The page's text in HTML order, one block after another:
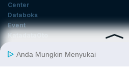
Center
Databoks
Event
KatadataOto